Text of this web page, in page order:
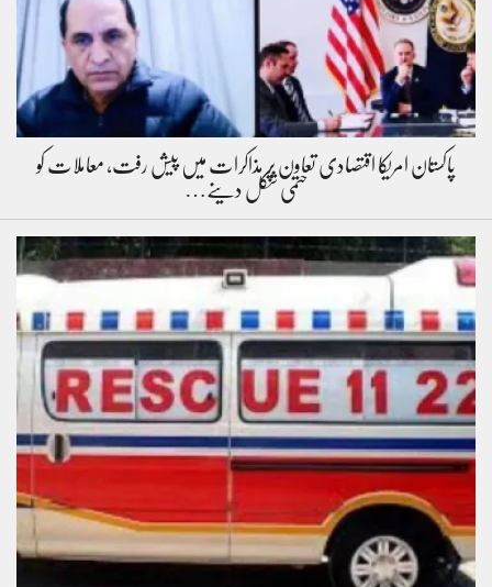
پاکستان امریکا اقتصادی تعاون پر مذاکرات میں پیش رفت، معاملات کو
حتمی شکل دینے…